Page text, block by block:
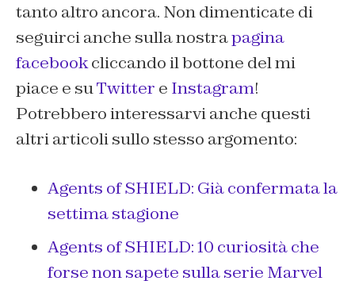
tanto altro ancora. Non dimenticate di
seguirci anche sulla nostrapagina
facebookcliccando il bottone delmi
piace e suTwitter e Instagram!
Potrebbero interessarvi anche questi
altri articoli sullo stesso argomento:
Agents of SHIELD: Già confermata la
settima stagione
Agents of SHIELD: 10 curiosità che
forse non sapete sulla serie Marvel